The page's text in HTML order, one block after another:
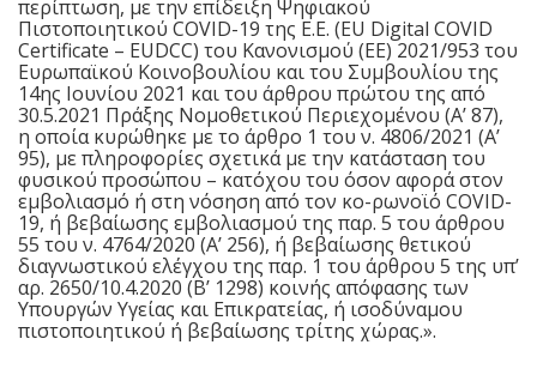
περίπτωση, με την επίδειξη Ψηφιακού
Πιστοποιητικού COVID-19 της Ε.Ε. (EU Digital COVID
Certificate – EUDCC) του Κανονισμού (ΕΕ) 2021/953 του
Ευρωπαϊκού Κοινοβουλίου και του Συμβουλίου της
14ης Ιουνίου 2021 και του άρθρου πρώτου της από
30.5.2021 Πράξης Νομοθετικού Περιεχομένου (Α’ 87),
η οποία κυρώθηκε με το άρθρο 1 του ν. 4806/2021 (Α’
95), με πληροφορίες σχετικά με την κατάσταση του
φυσικού προσώπου – κατόχου του όσον αφορά στον
εμβολιασμό ή στη νόσηση από τον κο-ρωνοϊό COVID-
19, ή βεβαίωσης εμβολιασμού της παρ. 5 του άρθρου
55 του ν. 4764/2020 (Α’ 256), ή βεβαίωσης θετικού
διαγνωστικού ελέγχου της παρ. 1 του άρθρου 5 της υπ’
αρ. 2650/10.4.2020 (Β’ 1298) κοινής απόφασης των
Υπουργών Υγείας και Επικρατείας, ή ισοδύναμου
πιστοποιητικού ή βεβαίωσης τρίτης χώρας.».